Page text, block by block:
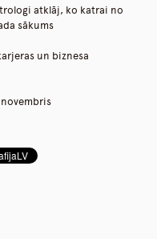
atklāj, ko katrai no
sākums
un biznesa